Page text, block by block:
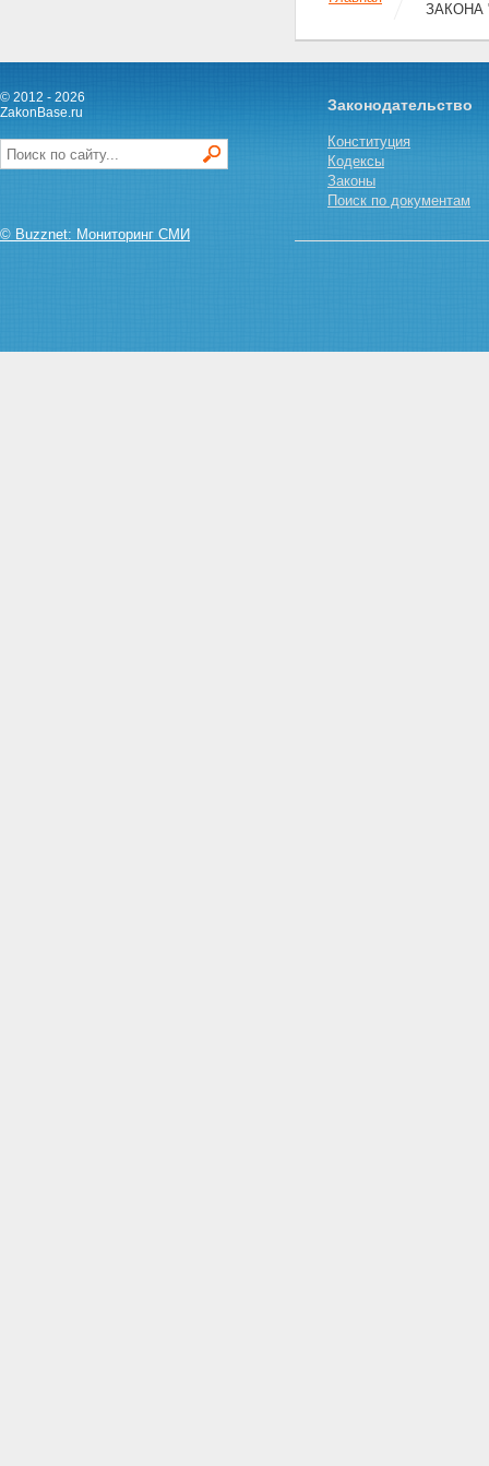
ЗАКОНА
© 2012 - 2026
ZakonBase.ru
© Buzznet: Мониторинг СМИ
Законодательство
Конституция
Кодексы
Законы
Поиск по документам